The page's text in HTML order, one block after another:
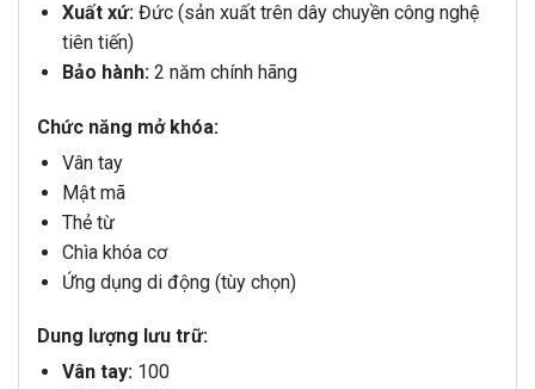
Xuất xứ:Đức (sản xuất trên dây chuyền công nghệ
tiên tiến)
Bảo hành:2 năm chính hãng
Chức năng mở khóa:
Vân tay
Mật mã
Thẻ từ
Chìa khóa cơ
Ứng dụng di động (tùy chọn)
Dung lượng lưu trữ:
Vân tay:100